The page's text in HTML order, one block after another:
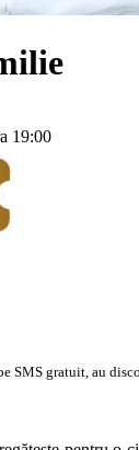
19:00
SMS gratuit, au